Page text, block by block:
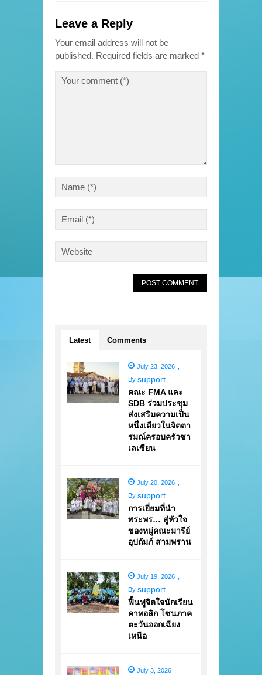
Leave a Reply
Your email address will not be
published. Required fields are marked *
Latest Comments
July 23, 2026
By support
คณะ FMA และ
SDB ร่วมประชุม
ส่งเสริมความเป็น
หนึ่งเดียวในจิตตา
รมณ์ครอบครัวซา
เลเซียน
July 20, 2026
By support
การเยี่ยมที่นำ
พระพร… สู่หัวใจ
ของหมู่คณะมารีย์
อุปถัมภ์ สามพราน
July 19, 2026
By support
ฟื้นฟูจิตใจนักเรียน
คาทอลิก โซนภาค
ตะวันออกเฉียง
เหนือ
July 3, 2026